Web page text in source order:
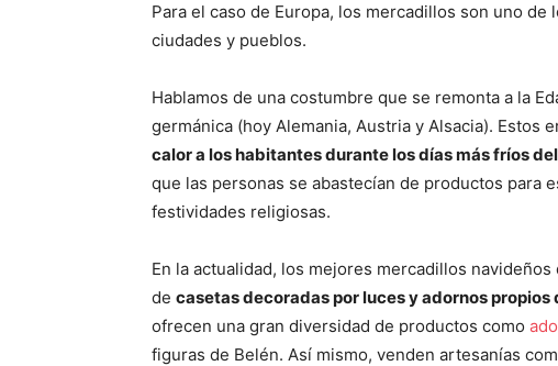
Para el caso de Europa, los mercadillos son uno
ciudades y pueblos.
Hablamos de una costumbre que se remonta a la
germánica (hoy Alemania, Austria y Alsacia). Estos
calor a los habitantes durante los días más fríos
que las personas se abastecían de productos para
festividades religiosas.
En la actualidad, los mejores mercadillos
de casetas decoradas por luces y adornos propios
ofrecen una gran diversidad de productos como
figuras de Belén. Así mismo, venden artesanías